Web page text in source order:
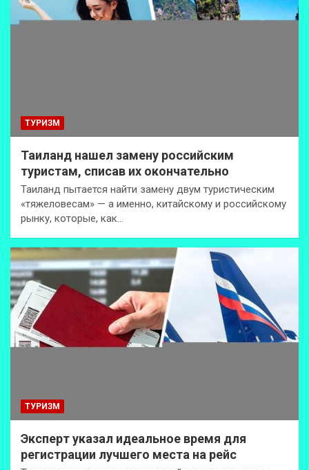
ТУРИЗМ
Таиланд нашел замену российским
туристам, списав их окончательно
Таиланд пытается найти замену двум туристическим
«тяжеловесам» — а именно, китайскому и российскому
рынку, которые, как…
ТУРИЗМ
Эксперт указал идеальное время для
регистрации лучшего места на рейс